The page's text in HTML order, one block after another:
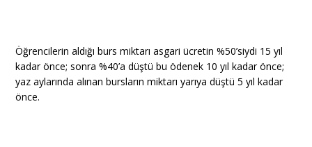
Öğrencilerin aldığı burs miktarı asgari ücretin %50’siydi 15 yıl
kadar önce; sonra %40’a düştü bu ödenek 10 yıl kadar önce;
yaz aylarında alınan bursların miktarı yarıya düştü 5 yıl kadar
önce.